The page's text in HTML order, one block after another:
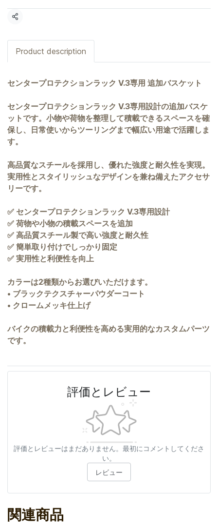
共有
Product description
センタープロテクションラック V.3専用 追加バスケット
センタープロテクションラック V.3専用設計の追加バスケ
ットです。小物や荷物を整理して積載できるスペースを確
保し、日常使いからツーリングまで幅広い用途で活躍しま
す。
高品質なスチールを採用し、優れた強度と耐久性を実現。
実用性とスタイリッシュなデザインを兼ね備えたアクセサ
リーです。
✅ センタープロテクションラック V.3専用設計
✅ 荷物や小物の積載スペースを追加
✅ 高品質スチール製で高い強度と耐久性
✅ 簡単取り付けでしっかり固定
✅ 実用性と利便性を向上
カラーは2種類からお選びいただけます。
• ブラックテクスチャーパウダーコート
• クロームメッキ仕上げ
バイクの積載力と利便性を高める実用的なカスタムパーツ
です。
評価とレビュー
評価とレビューはまだありません。最初にコメントしてくださ
い。
レビュー
関連商品